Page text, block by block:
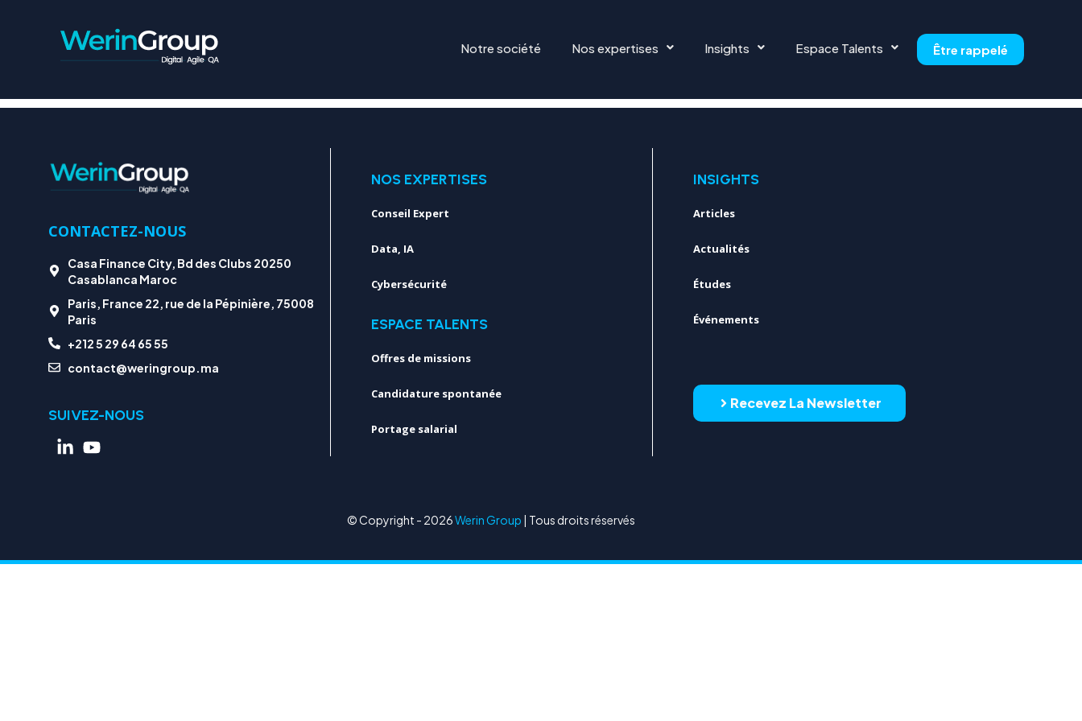
Notre société Nos expertises Insights Espace Talents Être rappelé
BLOG_3
CONTACTEZ-NOUS
Casa Finance City, Bd des Clubs 20250
Casablanca Maroc
Paris, France 22, rue de la Pépinière, 75008
Paris
+212 5 29 64 65 55
contact@weringroup.ma
SUIVEZ-NOUS
NOS EXPERTISES
Conseil Expert
Data, IA
Cybersécurité
ESPACE TALENTS
Offres de missions
Candidature spontanée
Portage salarial
INSIGHTS
Articles
Actualités
Études
Événements
Recevez La Newsletter
© Copyright - 2026Werin Group | Tous droits réservés